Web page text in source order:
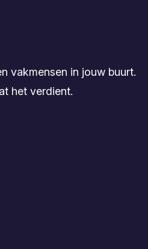
vakmensen in jouw buurt.
het verdient.